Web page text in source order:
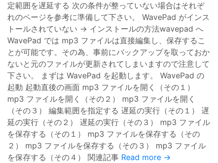
定範囲を遅延する 次の条件が整っていない場合はそれぞ
れのページを参考に準備して下さい。 WavePad がインス
トールされていない → インストールの方法wavepad へ
WavePad では mp3 ファイルは直接編集し、保存するこ
とが可能です。その為、事前にバックアップを取っておか
ないと元のファイルが更新されてしまいますので注意して
下さい。 まずは WavePad を起動します。 WavePad の
起動 起動直後の画面 mp3 ファイルを開く（その１）
mp3 ファイルを開く（その２） mp3 ファイルを開く
（その３） 編集範囲を指定する 遅延の実行（その１） 遅
延の実行（その２） 遅延の実行（その３） mp3 ファイル
を保存する（その１） mp3 ファイルを保存する（その
２） mp3 ファイルを保存する（その３） mp3 ファイル
を保存する（その４） 関連記事 Read more →